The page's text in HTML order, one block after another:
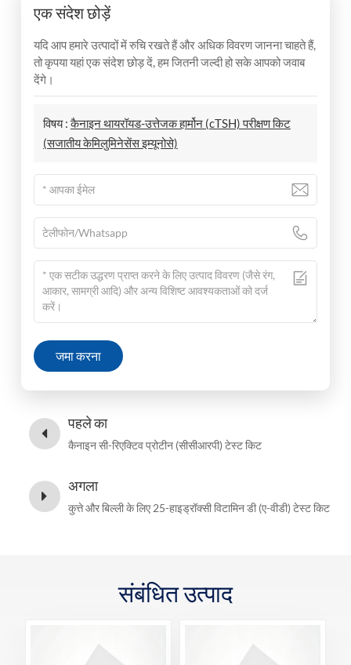
एक संदेश छोड़ें
यदि आप हमारे उत्पादों में रुचि रखते हैं और अधिक विवरण जानना चाहते हैं,
तो कृपया यहां एक संदेश छोड़ दें, हम जितनी जल्दी हो सके आपको जवाब
देंगे।
विषय :कैनाइन थायरॉयड-उत्तेजक हार्मोन (cTSH) परीक्षण किट
(सजातीय केमिलुमिनेसेंस इम्यूनोसे)
जमा करना
पहले का
कैनाइन सी-रिएक्टिव प्रोटीन (सीसीआरपी) टेस्ट किट
अगला
कुत्ते और बिल्ली के लिए 25-हाइड्रॉक्सी विटामिन डी (ए-वीडी) टेस्ट किट
संबंधित उत्पाद